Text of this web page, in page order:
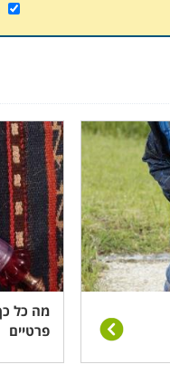
מה כל
פרטיים